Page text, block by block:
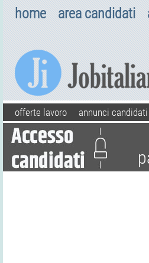
home area candidati
offerte lavoro annunci candidati